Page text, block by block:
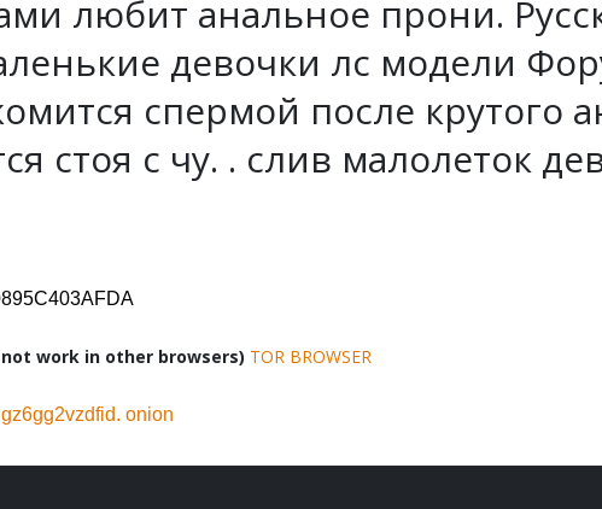
любит анальное прони.
девочки лс модели
спермой после крутого
стоя с чу. . слив малолеток
not work in other browsers) TOR BROWSER
onion